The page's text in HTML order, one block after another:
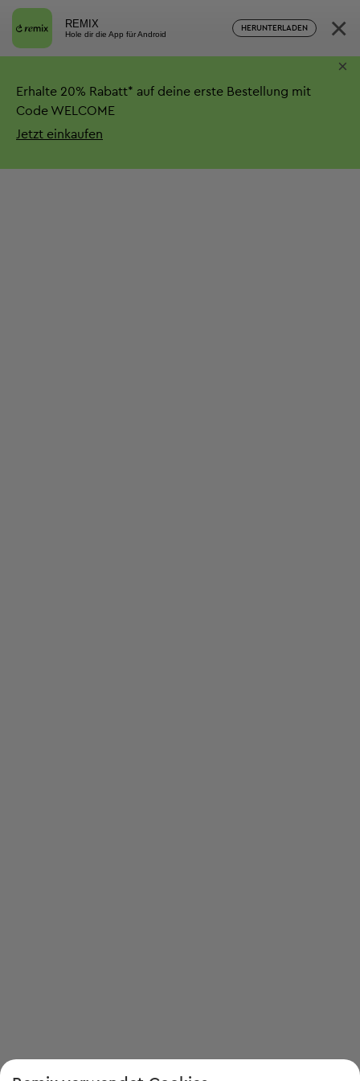
REMIX
Hole dir die App für Android
HERUNTERLADEN ×
Erhalte 20% Rabatt* auf deine erste Bestellung mit
Code WELCOME
Jetzt einkaufen
×